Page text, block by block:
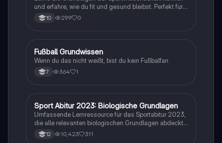
und erfahre, wie du fit und gesund bleibst. Perfekt für
den Sportunterricht in der 11. Klasse!
10 299 0
FSport
Fußball Grundwissen
Wenn du das nicht weißt, bist du kein Fußbalfan
7 364 1
Sport
Sport Abitur 2023: Biologische Grundlagen
Umfassende Lernressource für das Sportabitur 2023,
die alle relevanten biologischen Grundlagen abdeckt,
einschließlich Muskel- und Herz-Kreislaufsystem,
Bewegungslehre, Lern- und Motivationstheorien
12 10,423 311